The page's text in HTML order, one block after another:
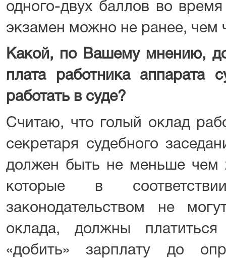
одного-двух баллов во
экзамен можно не ранее, чем
Какой, по Вашему мнению,
плата работника аппарата
работать в суде?
Считаю, что голый оклад
секретаря судебного
должен быть не меньше чем
которые в
законодательством не
оклада, должны
«добить» зарплату до